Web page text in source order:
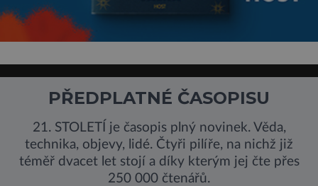
PŘEDPLATNÉ ČASOPISU
21. STOLETÍ je časopis plný novinek. Věda,
technika, objevy, lidé. Čtyři pilíře, na nichž již
téměř dvacet let stojí a díky kterým jej čte přes
250 000 čtenářů.